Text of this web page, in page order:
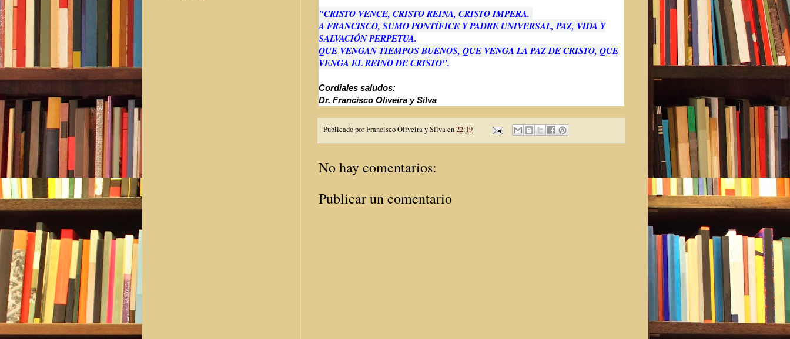
"CRISTO VENCE, CRISTO REINA, CRISTO IMPERA.
A FRANCISCO, SUMO PONTÍFICE Y PADRE UNIVERSAL, PAZ, VIDA Y
SALVACIÓN PERPETUA.
QUE VENGAN TIEMPOS BUENOS, QUE VENGA LA PAZ DE CRISTO, QUE
VENGA EL REINO DE CRISTO".
Cordiales saludos:
Dr. Francisco Oliveira y Silva
Publicado porFrancisco Oliveira y Silvaen22:19
No hay comentarios:
Publicar un comentario